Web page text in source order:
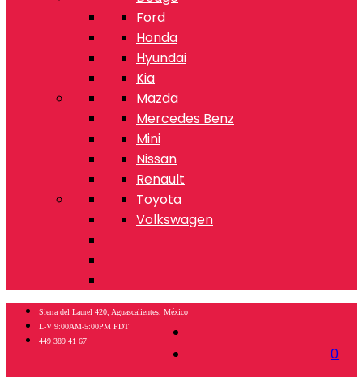
Ford
Honda
Hyundai
Kia
Mazda
Mercedes Benz
Mini
Nissan
Renault
Toyota
Volkswagen
0
Sierra del Laurel 420, Aguascalientes, México
L-V 9:00AM-5:00PM PDT
449 389 41 67